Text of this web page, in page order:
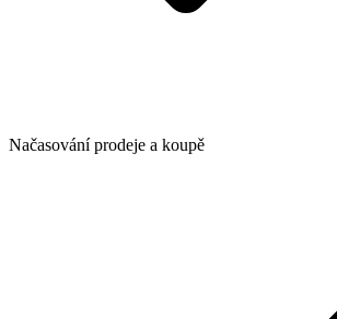
Načasování prodeje a koupě